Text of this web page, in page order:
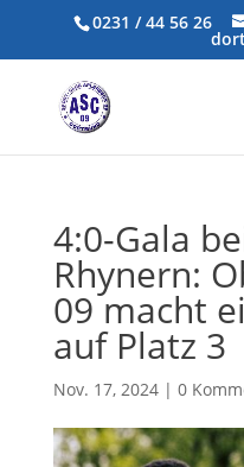
0231 / 44 56 26
4:0-Gala
Rhynern:
09 macht
auf Platz 3
Nov. 17, 2024| 0